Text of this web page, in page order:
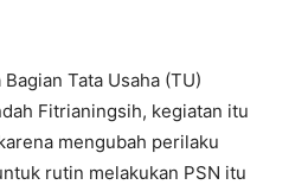
Tata Usaha (TU)
Fitrianingsih, kegiatan itu
mengubah perilaku
rutin melakukan PSN itu